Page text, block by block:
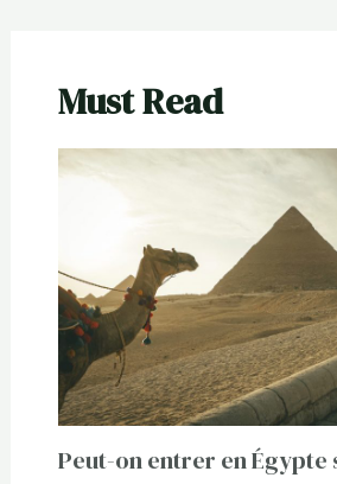
Must Read
Peut-on entrer en Égypte